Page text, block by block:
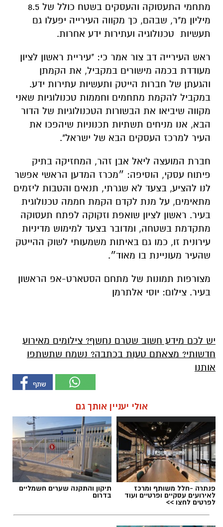
מתחמי התעסוקה והעסקים בשטח כולל של 8.5
מיליון מ"ר, שבהם, כך מקווה העירייה יפעלו גם
תעשיות טכנולוגיה ועתירות ידע אחרות.
ראש העירייה דב צור אמר כי: "עיריית ראשון לציון
מעודדת בכמה מישורים במקביל, את הקמתן
והגעתן של חברות הייטק ותעשיות עתירות ידע.
במקביל להקמת מתחמים וחממות טכנולוגיות שאני
מקווה שיביאו את הבשורות הטכנולוגיות של הדור
הבא, אנו מניחים תשתיות תכנוניות שיהפכו את
העיר למרכז העסקים הבא של ישראל".
חברת המועצה ליאל אבן זהר, המחזיקה בתיק
פיתוח עסקי, הוסיפה: ״מכרז המדען הראשי אפשר
לנו להציע, בצעד לא שגרתי, תנאים והטבות ליזמים
מתאימים, על מנת לקדם הקמת חממה טכנולוגית
בעיר. ראשון לציון שואפת וזקוקה לפתח תעסוקה
מתקדמת בשטחה, ומדובר בצעד למימוש מדיניות
עירונית זו, כמו גם באיתות משמעותי לשוק ההייטק
שהעיר מעוניינת בו מאוד״.
מצורפות תמונות של מתחם הסטארט-אפ הראשון
בעיר. צילום: יוסי אלתרמן
יש לכם מידע חשוב שטרם נחשף? צילומים מאירוע
חדשותי? מצאתם טעות בכתבה? נשמח שתשתפו
אותנו
אולי יעניין אותך גם
פנתרה -חלל משותף ומרכז
לאירועים עסקיים ופרטיים ועוד
לפרטים לחצו >>
תיקון והתקנה שערים חשמליים
בדרום